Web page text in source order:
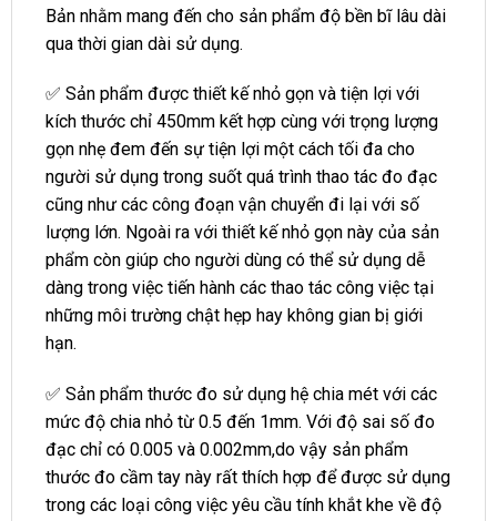
Bản nhằm mang đến cho sản phẩm độ bền bĩ lâu dài
qua thời gian dài sử dụng.
✅ Sản phẩm được thiết kế nhỏ gọn và tiện lợi với
kích thước chỉ 450mm kết hợp cùng với trọng lượng
gọn nhẹ đem đến sự tiện lợi một cách tối đa cho
người sử dụng trong suốt quá trình thao tác đo đạc
cũng như các công đoạn vận chuyển đi lại với số
lượng lớn. Ngoài ra với thiết kế nhỏ gọn này của sản
phẩm còn giúp cho người dùng có thể sử dụng dễ
dàng trong việc tiến hành các thao tác công việc tại
những môi trường chật hẹp hay không gian bị giới
hạn.
✅ Sản phẩm thước đo sử dụng hệ chia mét với các
mức độ chia nhỏ từ 0.5 đến 1mm. Với độ sai số đo
đạc chỉ có 0.005 và 0.002mm,do vậy sản phẩm
thước đo cầm tay này rất thích hợp để được sử dụng
trong các loại công việc yêu cầu tính khắt khe về độ